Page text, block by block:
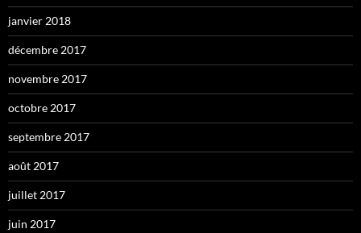
janvier 2018
décembre 2017
novembre 2017
octobre 2017
septembre 2017
août 2017
juillet 2017
juin 2017